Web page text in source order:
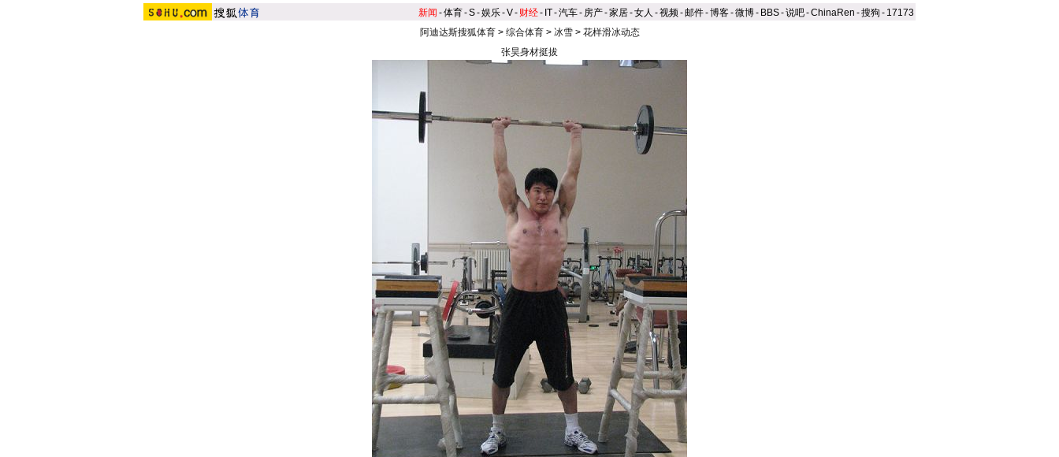
新闻 -体育-S-娱乐-V- 财经- IT-汽车- 房产-家居-女人 -视频-邮件-博客-微博- BBS-说吧-ChinaRen -搜狗 - 17173
阿迪达斯搜狐体育> 综合体育> 冰雪> 花样滑冰动态
张昊身材挺拔